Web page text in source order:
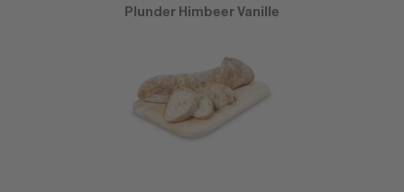
Plunder Himbeer Vanille